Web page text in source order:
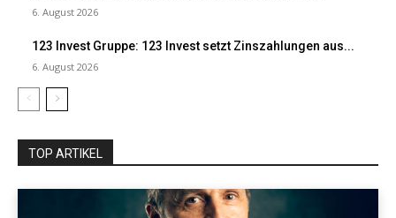
6. August 2026
123 Invest Gruppe: 123 Invest setzt Zinszahlungen aus...
6. August 2026
TOP ARTIKEL